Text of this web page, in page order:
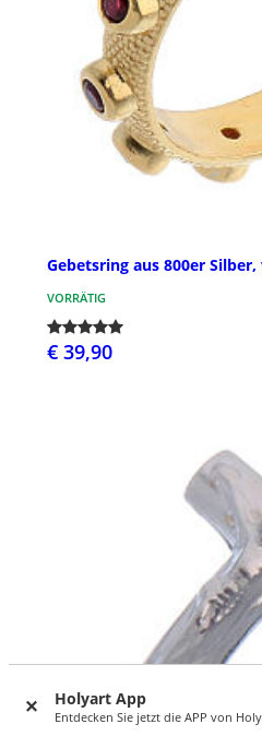
Holyart App
Entdecken Sie jetzt die APP von
Gebetsring aus 800er
VORRÄTIG
€ 39,90